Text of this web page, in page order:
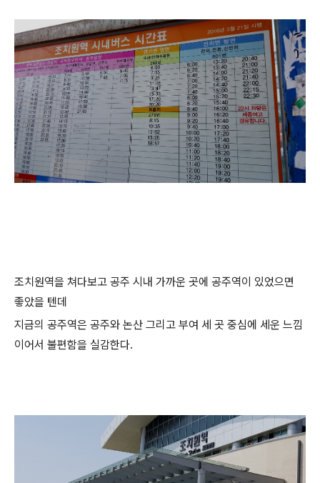
조치원역을 쳐다보고 공주 시내 가까운 곳에 공주역이 있었으면
좋았을 텐데
지금의 공주역은 공주와 논산 그리고 부여 세 곳 중심에 세운 느낌
이어서 불편함을 실감한다.